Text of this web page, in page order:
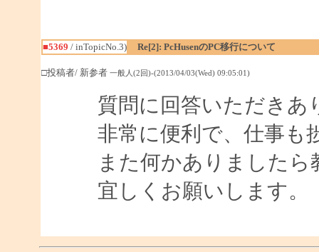
■5369 / inTopicNo.3) Re[2]: PcHusenのPC移行について
□投稿者/ 新参者 一般人(2回)-(2013/04/03(Wed) 09:05:01)
質問に回答いただきあ
非常に便利で、仕事も
また何かありました
宜しくお願いします。